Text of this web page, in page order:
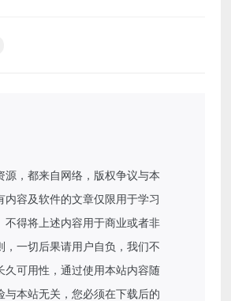
源，都来自网络，版权争议与本
内容及软件的文章仅限用于学习
不得将上述内容用于商业或者非
，一切后果请用户自负，我们不
久可用性，通过使用本站内容随
与本站无关，您必须在下载后的